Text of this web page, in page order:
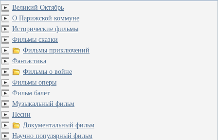
Великий Октябрь
О Парижской коммуне
Исторические фильмы
Фильмы сказки
Фильмы приключений
Фантастика
Фильмы о войне
Фильмы оперы
Фильм балет
Музыкальный фильм
Песни
Документальный фильм
Научно популярный фильм